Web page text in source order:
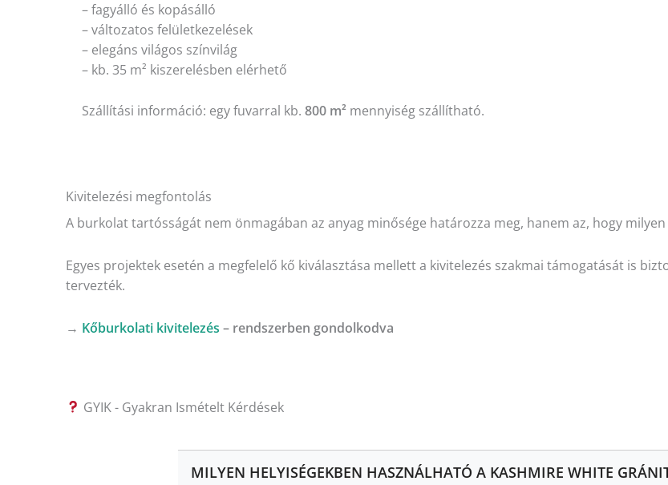
– fagyálló és kopásálló
– változatos felületkezelések
– elegáns világos színvilág
– kb. 35 m² kiszerelésben elérhető
Szállítási információ: egy fuvarral kb. 800 m² mennyiség szállítható.
Kivitelezési megfontolás
A burkolat tartósságát nem önmagában az anyag minősége határozza meg, hanem az, hogy
Egyes projektek esetén a megfelelő kő kiválasztása mellett a kivitelezés szakmai támogatását is
tervezték.
→ Kőburkolati kivitelezés – rendszerben gondolkodva
GYIK - Gyakran Ismételt Kérdések
MILYEN HELYISÉGEKBEN HASZNÁLHATÓ A KASHMIRE WHITE